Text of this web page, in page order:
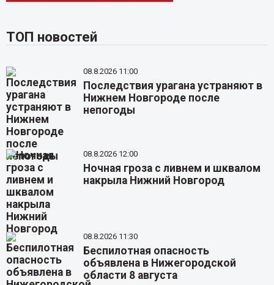
ТОП новостей
08.8.2026 11:00
Последствия урагана устраняют в
Нижнем Новгороде после
непогоды
08.8.2026 12:00
Ночная гроза с ливнем и шквалом
накрыла Нижний Новгород
08.8.2026 11:30
Беспилотная опасность
объявлена в Нижегородской
области 8 августа